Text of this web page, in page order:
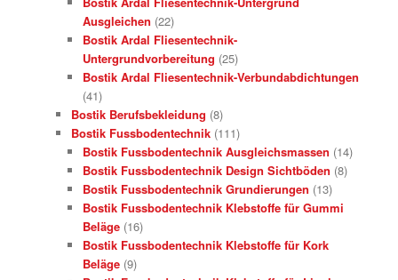
Ausgleichen (22)
Bostik Ardal Fliesentechnik-
Untergrundvorbereitung (25)
Bostik Ardal Fliesentechnik-Verbundabdichtungen
(41)
Bostik Berufsbekleidung (8)
Bostik Fussbodentechnik (111)
Bostik Fussbodentechnik Ausgleichsmassen (14)
Bostik Fussbodentechnik Design Sichtböden (8)
Bostik Fussbodentechnik Grundierungen (13)
Bostik Fussbodentechnik Klebstoffe für Gummi
Beläge (16)
Bostik Fussbodentechnik Klebstoffe für Kork
Beläge (9)